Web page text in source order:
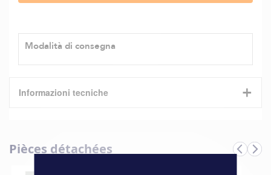
Modalità di consegna
Informazioni tecniche +
Informazioni
Pièces détachées